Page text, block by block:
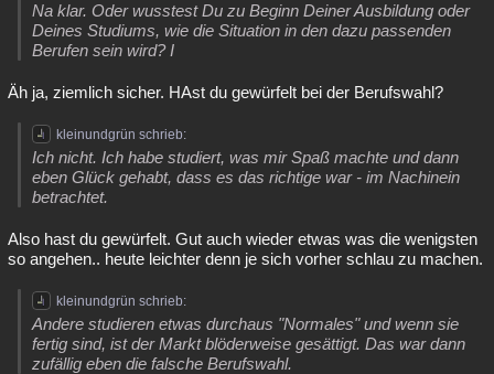
Na klar. Oder wusstest Du zu Beginn Deiner Ausbildung oder
Deines Studiums, wie die Situation in den dazu passenden
Berufen sein wird? I
Äh ja, ziemlich sicher. HAst du gewürfelt bei der Berufswahl?
kleinundgrün schrieb:
Ich nicht. Ich habe studiert, was mir Spaß machte und dann
eben Glück gehabt, dass es das richtige war - im Nachinein
betrachtet.
Also hast du gewürfelt. Gut auch wieder etwas was die wenigsten
so angehen.. heute leichter denn je sich vorher schlau zu machen.
kleinundgrün schrieb:
Andere studieren etwas durchaus "Normales" und wenn sie
fertig sind, ist der Markt blöderweise gesättigt. Das war dann
zufällig eben die falsche Berufswahl.